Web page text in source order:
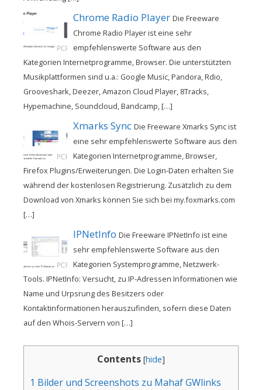
Chrome Radio Player Die Freeware
Chrome Radio Player ist eine sehr
empfehlenswerte Software aus den
Kategorien Internetprogramme, Browser. Die unterstützten
Musikplattformen sind u.a.: Google Music, Pandora, Rdio,
Grooveshark, Deezer, Amazon Cloud Player, 8Tracks,
Hypemachine, Soundcloud, Bandcamp, […]
Xmarks Sync Die Freeware Xmarks Sync ist
eine sehr empfehlenswerte Software aus den
Kategorien Internetprogramme, Browser,
Firefox Plugins/Erweiterungen. Die Login-Daten erhalten Sie
während der kostenlosen Registrierung. Zusätzlich zu dem
Download von Xmarks können Sie sich bei my.foxmarks.com
[…]
IPNetInfo Die Freeware IPNetInfo ist eine
sehr empfehlenswerte Software aus den
Kategorien Systemprogramme, Netzwerk-
Tools. IPNetInfo: Versucht, zu IP-Adressen Informationen wie
Name und Urpsrung des Besitzers oder
Kontaktinformationen herauszufinden, sofern diese Daten
auf den Whois-Servern von […]
Contents [hide]
1 Bilder und Screenshots zu Mahaf GWlinks